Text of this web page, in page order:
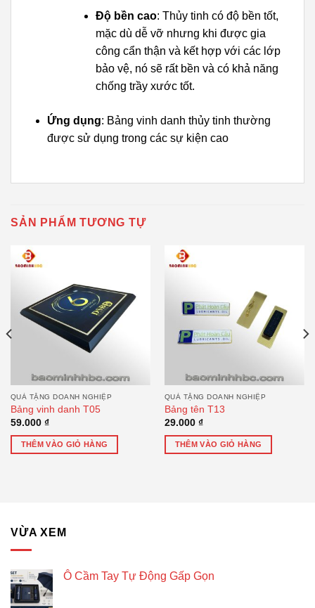
Độ bền cao: Thủy tinh có độ bền tốt,
mặc dù dễ vỡ nhưng khi được gia
công cẩn thận và kết hợp với các lớp
bảo vệ, nó sẽ rất bền và có khả năng
chống trầy xước tốt.
Ứng dụng: Bảng vinh danh thủy tinh thường
được sử dụng trong các sự kiện cao
SẢN PHẨM TƯƠNG TỰ
QUÀ TẶNG DOANH NGHIỆP
Bảng vinh danh T05
59.000 ₫
THÊM VÀO GIỎ HÀNG
QUÀ TẶNG DOANH NGHIỆP
Bảng tên T13
29.000 ₫
THÊM VÀO GIỎ HÀNG
VỪA XEM
Ô Cầm Tay Tự Động Gấp Gọn